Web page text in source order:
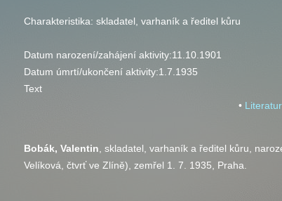
Charakteristika: skladatel, varhaník a ředitel kůru
Datum narození/zahájení aktivity:11.10.1901
Datum úmrtí/ukončení aktivity:1.7.1935
Text
•
Bobák, Valentin , skladatel, varhaník a ředitel kůru,
Velíková, čtvrť ve Zlíně), zemřel 1. 7. 1935, Praha.